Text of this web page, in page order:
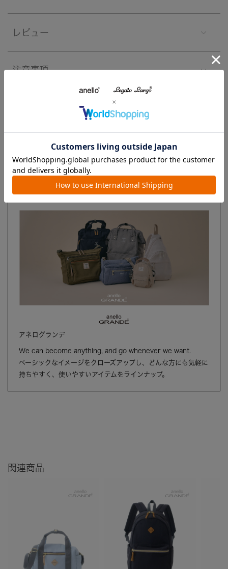
レビュー
注意事項
アネログランデ
We can become anything, and go whenever we want.
ベーシックなイメージをクローズアップし、どんな方にも気軽に
持ちやすく、使いやすいアイテムをラインナップ。
関連商品